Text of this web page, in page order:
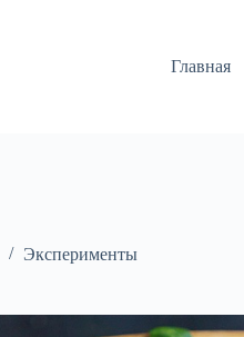
Главная
Эксперименты